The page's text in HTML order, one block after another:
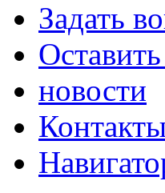
Задать
новости